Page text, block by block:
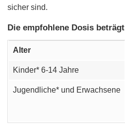
sicher sind.
Die empfohlene Dosis beträgt
Alter
Kinder* 6-14 Jahre
Jugendliche* und Erwachsene